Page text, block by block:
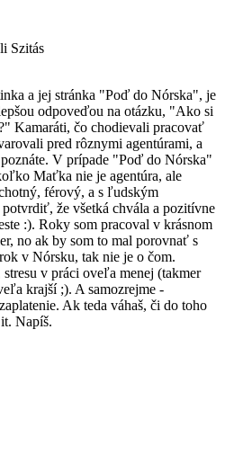
Szitás
a jej stránka "Poď do Nórska", je
odpoveďou na otázku, "Ako si
Kamaráti, čo chodievali pracovať
pred rôznymi agentúrami, a
V prípade "Poď do Nórska"
Maťka nie je agentúra, ale
férový, a s ľudským
že všetká chvála a pozitívne
:). Roky som pracoval v krásnom
no ak by som to mal porovnať s
v Nórsku, tak nie je o čom.
v práci oveľa menej (takmer
krajší ;). A samozrejme -
Ak teda váhaš, či do toho
Napíš.